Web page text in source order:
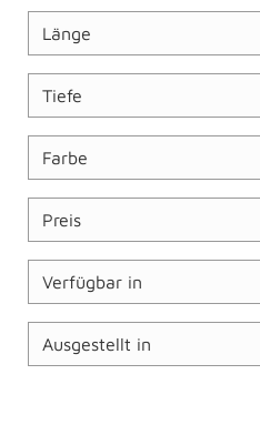
Länge
Tiefe
Farbe
Preis
Verfügbar in
Ausgestellt in